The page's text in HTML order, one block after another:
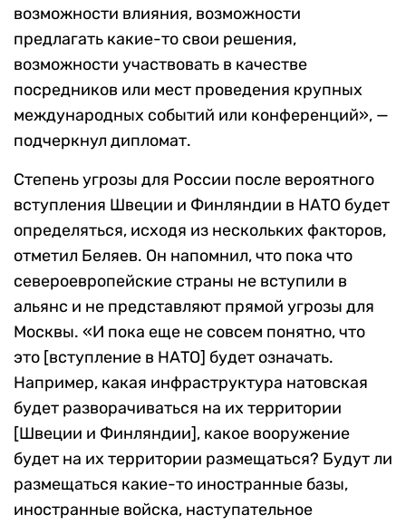
возможности влияния, возможности
предлагать какие-то свои решения,
возможности участвовать в качестве
посредников или мест проведения крупных
международных событий или конференций», —
подчеркнул дипломат.
Степень угрозы для России после вероятного
вступления Швеции и Финляндии в НАТО будет
определяться, исходя из нескольких факторов,
отметил Беляев. Он напомнил, что пока что
североевропейские страны не вступили в
альянс и не представляют прямой угрозы для
Москвы. «И пока еще не совсем понятно, что
это [вступление в НАТО] будет означать.
Например, какая инфраструктура натовская
будет разворачиваться на их территории
[Швеции и Финляндии], какое вооружение
будет на их территории размещаться? Будут ли
размещаться какие-то иностранные базы,
иностранные войска, наступательное